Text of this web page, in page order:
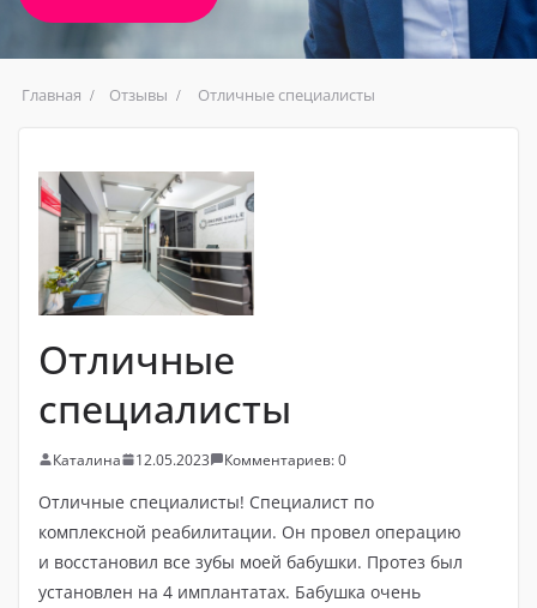
Главная Отзывы Отличные специалисты
Отличные
специалисты
Каталина 12.05.2023 Комментариев: 0
Отличные специалисты! Специалист по
комплексной реабилитации. Он провел операцию
и восстановил все зубы моей бабушки. Протез был
установлен на 4 имплантатах. Бабушка очень